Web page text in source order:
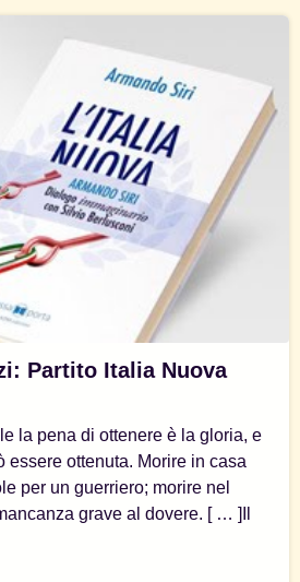
Partito Italia Nuova
la pena di ottenere è la gloria, e
essere ottenuta. Morire in casa
per un guerriero; morire nel
grave al dovere. [ … ]Il